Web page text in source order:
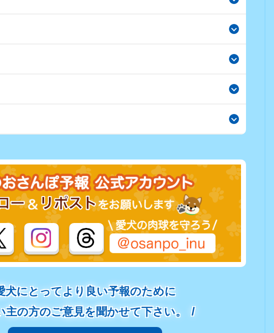
犬にとってより良い予報のために
主の方のご意見を聞かせて下さい。